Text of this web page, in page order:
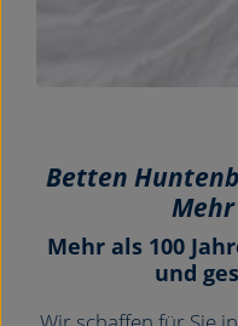
Betten
Mehr als 100
und